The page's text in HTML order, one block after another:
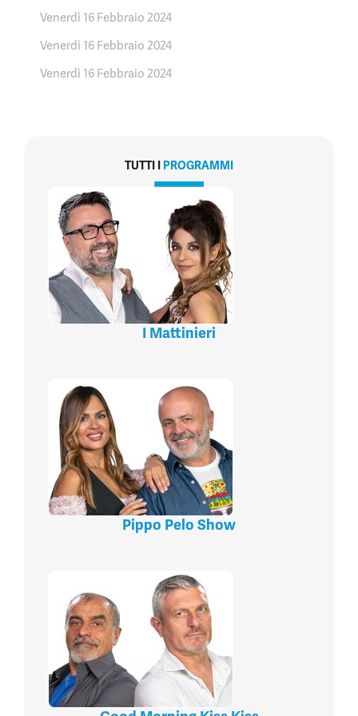
Venerdì 16 Febbraio 2024
Venerdì 16 Febbraio 2024
Venerdì 16 Febbraio 2024
TUTTI I PROGRAMMI
I Mattinieri
Pippo Pelo Show